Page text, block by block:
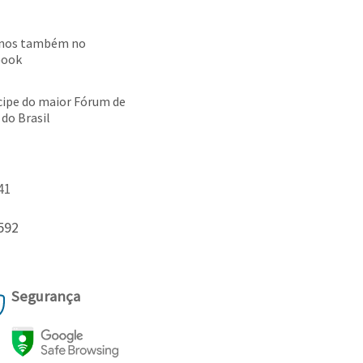
também no
do maior Fórum de
Brasil
Segurança